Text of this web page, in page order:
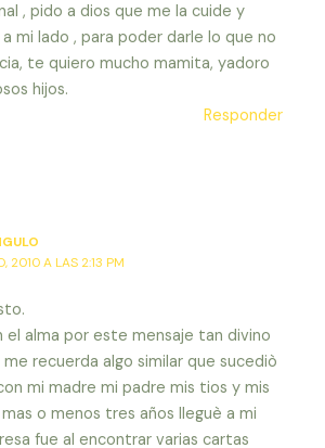
, pido a dios que me la cuide y
mi lado , para poder darle lo que no
te quiero mucho mamita, yadoro
hijos.
Responder
2010 A LAS 2:13 PM
el alma por este mensaje tan divino
recuerda algo similar que sucediò
mi madre mi padre mis tios y mis
o menos tres años lleguè a mi
fue al encontrar varias cartas